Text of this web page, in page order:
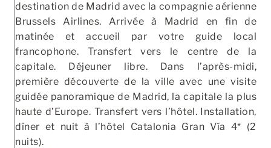
destination de Madrid avec la compagnie aérienne
Brussels Airlines. Arrivée à Madrid en fin de
matinée et accueil par votre guide local
francophone. Transfert vers le centre de la
capitale. Déjeuner libre. Dans l’après-midi,
première découverte de la ville avec une visite
guidée panoramique de Madrid, la capitale la plus
haute d’Europe. Transfert vers l’hôtel. Installation,
dîner et nuit à l’hôtel Catalonia Gran Vía 4* (2
nuits).